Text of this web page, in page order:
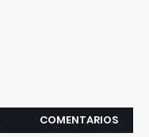
COMENTARIOS